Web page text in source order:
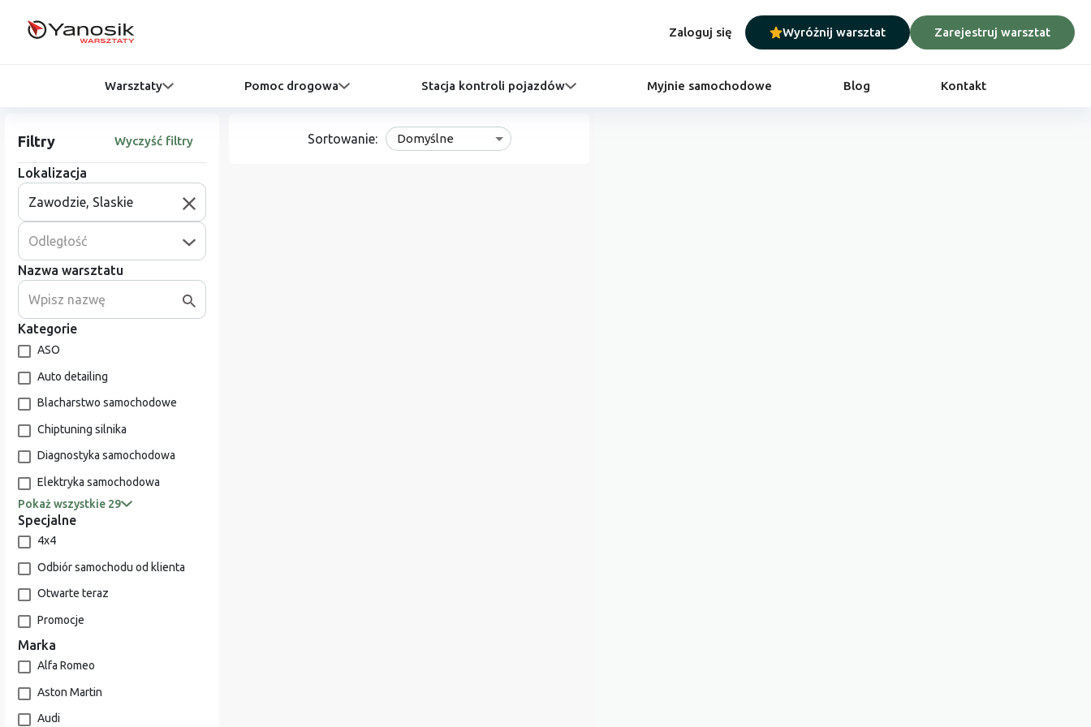
Zaloguj się Wyróżnij warsztat Zarejestruj warsztat
Warsztaty Pomoc drogowa Stacja kontroli pojazdów Myjnie samochodowe Blog Kontakt
Filtry Wyczyść filtry
Lokalizacja
Odległość
Nazwa warsztatu
Kategorie
ASO
Auto detailing
Blacharstwo samochodowe
Chiptuning silnika
Diagnostyka samochodowa
Elektryka samochodowa
Pokaż wszystkie 29
Specjalne
4x4
Odbiór samochodu od klienta
Otwarte teraz
Promocje
Marka
Alfa Romeo
Aston Martin
Audi
Sortowanie: Domyślne